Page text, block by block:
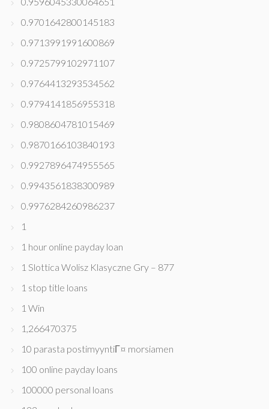
0.9701642800145183
0.9713991991600869
0.9725799102971107
0.9764413293534562
0.9794141856955318
0.9808604781015469
0.9870166103840193
0.9927896474955565
0.9943561838300989
0.9976284260986237
1
1 hour online payday loan
1 Slottica Wolisz Klasyczne Gry – 877
1 stop title loans
1 Win
1,266470375
10 parasta postimyyntiГ¤ morsiamen
100 online payday loans
100000 personal loans